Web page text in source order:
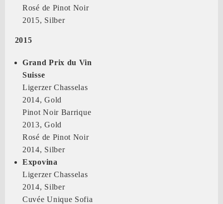
Rosé de Pinot Noir
2015, Silber
2015
Grand Prix du Vin
Suisse
Ligerzer Chasselas
2014, Gold
Pinot Noir Barrique
2013, Gold
Rosé de Pinot Noir
2014, Silber
Expovina
Ligerzer Chasselas
2014, Silber
Cuvée Unique Sofia